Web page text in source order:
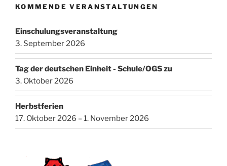
KOMMENDE VERANSTALTUNGEN
Einschulungsveranstaltung
3. September 2026
Tag der deutschen Einheit - Schule/OGS zu
3. Oktober 2026
Herbstferien
17. Oktober 2026 – 1. November 2026